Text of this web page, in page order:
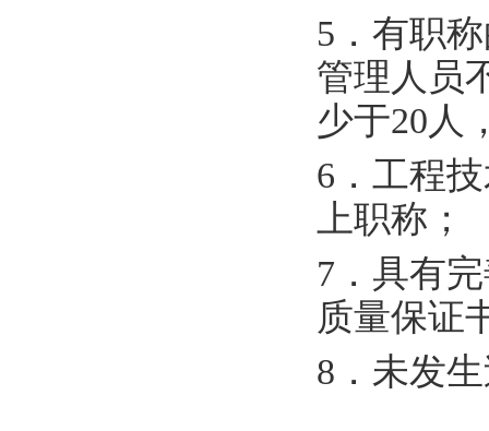
5．有职
管理人员
少于20
6．工程
上职
7．具有
质量保
8．未发